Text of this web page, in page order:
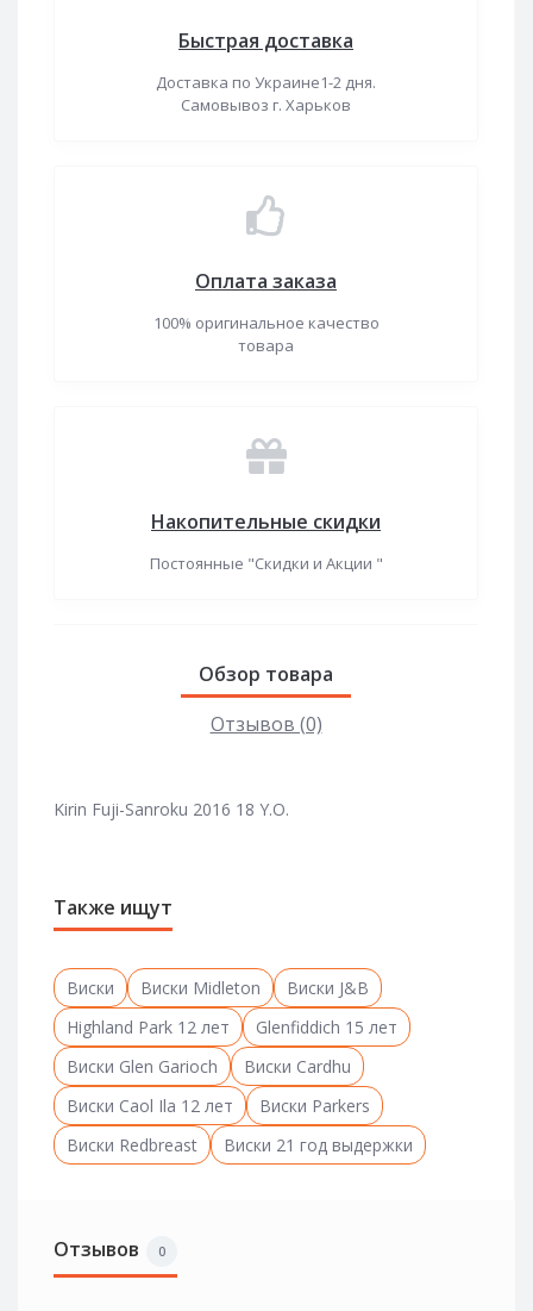
Быстрая доставка
Доставка по Украине1-2 дня.
Самовывоз г. Харьков
Оплата заказа
100% оригинальное качество
товара
Накопительные скидки
Постоянные "Скидки и Акции "
Обзор товара
Отзывов (0)
Kirin Fuji-Sanroku 2016 18 Y.O.
Также ищут
Виски Виски Midleton
Виски J&B
Highland Park 12 лет
Glenfiddich 15 лет
Виски Glen Garioch
Виски Cardhu
Виски Caol Ila 12 лет
Виски Parkers
Виски Redbreast
Виски 21 год выдержки
Отзывов 0